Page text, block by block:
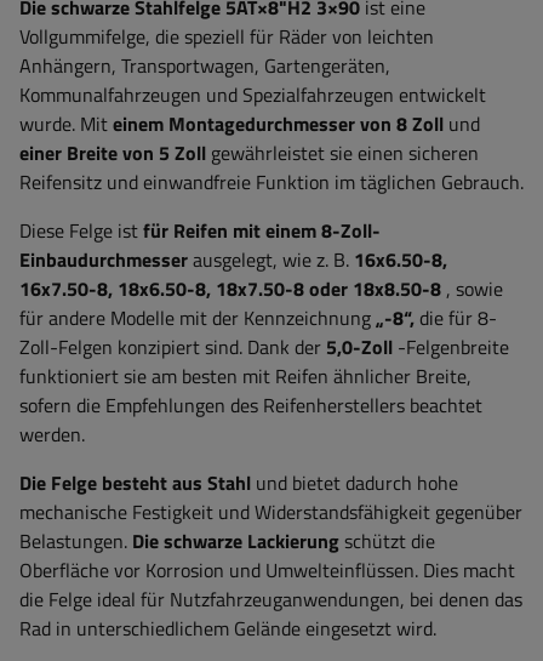
Die schwarze Stahlfelge 5AT×8"H2 3×90 ist eine
Vollgummifelge, die speziell für Räder von leichten
Anhängern, Transportwagen, Gartengeräten,
Kommunalfahrzeugen und Spezialfahrzeugen entwickelt
wurde. Miteinem Montagedurchmesser von 8 Zoll und
einer Breite von 5 Zoll gewährleistet sie einen sicheren
Reifensitz und einwandfreie Funktion im täglichen Gebrauch.
Diese Felge istfür Reifen mit einem 8-Zoll-
Einbaudurchmesserausgelegt, wie z. B. 16x6.50-8,
16x7.50-8, 18x6.50-8, 18x7.50-8 oder 18x8.50-8 , sowie
für andere Modelle mit der Kennzeichnung„-8“, die für 8-
Zoll-Felgen konzipiert sind. Dank der 5,0-Zoll -Felgenbreite
funktioniert sie am besten mit Reifen ähnlicher Breite,
sofern die Empfehlungen des Reifenherstellers beachtet
werden.
Die Felge besteht aus Stahl und bietet dadurch hohe
mechanische Festigkeit und Widerstandsfähigkeit gegenüber
Belastungen. Die schwarze Lackierungschützt die
Oberfläche vor Korrosion und Umwelteinflüssen. Dies macht
die Felge ideal für Nutzfahrzeuganwendungen, bei denen das
Rad in unterschiedlichem Gelände eingesetzt wird.